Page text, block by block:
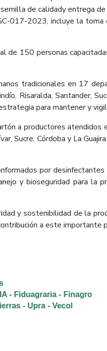
de calidady entrega
017-2023, incluye la
de 150 personas
tradicionales en 17
Risaralda, Santander,
para mantener y
a productores atendidos
Sucre, Córdoba y La
por
y bioseguridad para la
y sostenibilidad de la
a este importante